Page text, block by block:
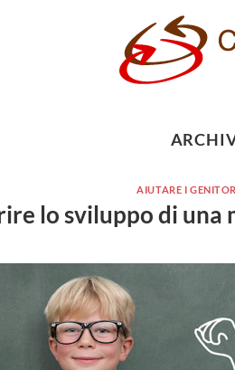
AIUTARE I
lo sviluppo di una